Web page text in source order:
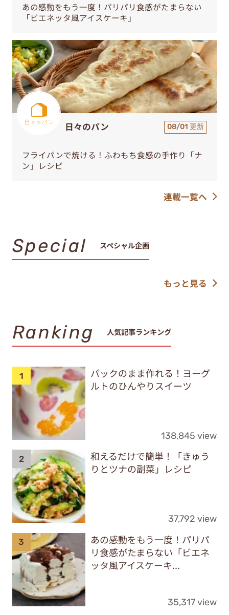
あの感動をもう一度！パリパリ食感がたまらない
「ビエネッタ風アイスケーキ」
日々のパン 08/01 更新
フライパンで焼ける！ふわもち食感の手作り「ナ
ン」レシピ
連載一覧へ
Special スペシャル企画
もっと見る
Ranking 人気記事ランキング
パックのまま作れる！ヨーグ
ルトのひんやりスイーツ
138,845 view
和えるだけで簡単！「きゅう
りとツナの副菜」レシピ
37,792 view
あの感動をもう一度！パリパ
リ食感がたまらない「ビエネ
ッタ風アイスケーキ...
35,317 view